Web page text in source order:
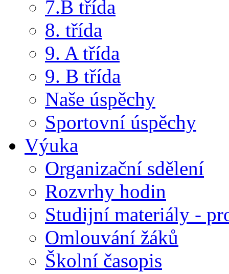
7.B třída
8. třída
9. A třída
9. B třída
Naše úspěchy
Sportovní úspěchy
Výuka
Organizační sdělení
Rozvrhy hodin
Studijní materiály -
Omlouvání žáků
Školní časopis